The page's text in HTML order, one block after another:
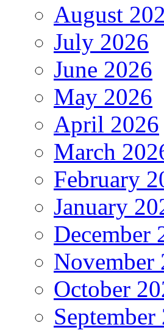
August
July 2026
June 2026
May 2026
April 2026
March
February
January
December
November
October
September